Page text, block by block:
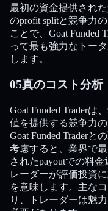
最初の資金提供され
のprofit splitと競争力
ことで、Goat Funded
って最も強力なトー
します。
05真のコスト分析
Goat Funded Traderは
値を提供する競争力
Goat Funded Trader
考慮すると、業界で
されたpayoutでの料
レーダーが評価投資
を意味します。主な
り、トレーダーは魅